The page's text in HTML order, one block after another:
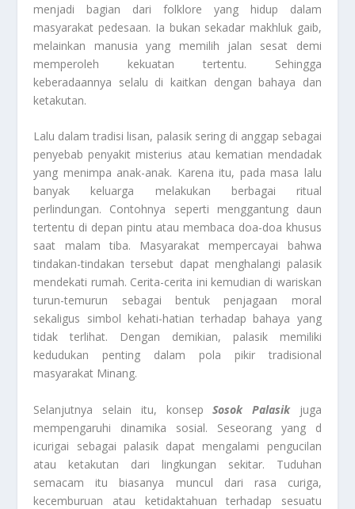
menjadi bagian dari folklore yang hidup dalam
masyarakat pedesaan. Ia bukan sekadar makhluk gaib,
melainkan manusia yang memilih jalan sesat demi
memperoleh kekuatan tertentu. Sehingga
keberadaannya selalu di kaitkan dengan bahaya dan
ketakutan.
Lalu dalam tradisi lisan, palasik sering di anggap sebagai
penyebab penyakit misterius atau kematian mendadak
yang menimpa anak-anak. Karena itu, pada masa lalu
banyak keluarga melakukan berbagai ritual
perlindungan. Contohnya seperti menggantung daun
tertentu di depan pintu atau membaca doa-doa khusus
saat malam tiba. Masyarakat mempercayai bahwa
tindakan-tindakan tersebut dapat menghalangi palasik
mendekati rumah. Cerita-cerita ini kemudian di wariskan
turun-temurun sebagai bentuk penjagaan moral
sekaligus simbol kehati-hatian terhadap bahaya yang
tidak terlihat. Dengan demikian, palasik memiliki
kedudukan penting dalam pola pikir tradisional
masyarakat Minang.
Selanjutnya selain itu, konsepSosok Palasikjuga
mempengaruhi dinamika sosial. Seseorang yang d
icurigai sebagai palasik dapat mengalami pengucilan
atau ketakutan dari lingkungan sekitar. Tuduhan
semacam itu biasanya muncul dari rasa curiga,
kecemburuan atau ketidaktahuan terhadap sesuatu